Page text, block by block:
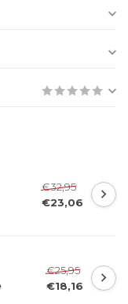
€32,95
€23,06
€25,95
€18,16